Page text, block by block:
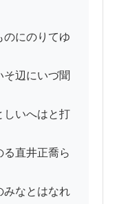
のにのりてゆ
そ辺にいづ聞
しいへはと打
直井正喬ら
みなとはなれ